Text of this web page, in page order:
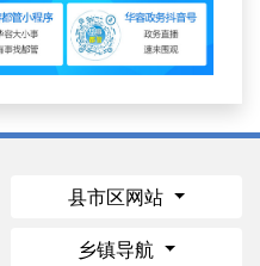
县市区网站
乡镇导航